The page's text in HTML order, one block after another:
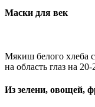
Маски для век
Мякиш белого хлеба
на область глаз на
Из зелени, овощей,